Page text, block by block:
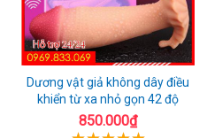
Dương vật giả không dây điều
khiển từ xa nhỏ gọn 42 độ
850.000₫